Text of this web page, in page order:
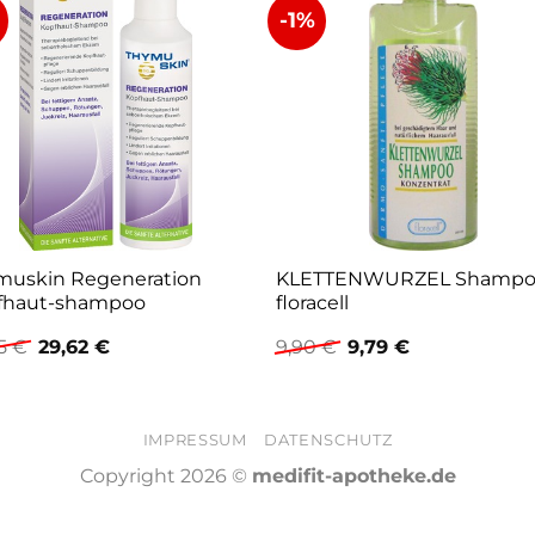
Regeneration
shampoo
€ Ursprünglicher
Preis
29,62 €Aktueller
-1%
KLETTENWURZEL
floracell
9,90€ Ursprünglicher
Preis
9,79€Aktueller
IMPRESSUM DATENSCHUTZ
Copyright 2026 © medifit-apotheke.de